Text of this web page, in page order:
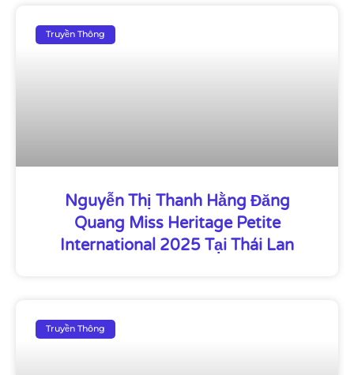
Truyền Thông
Nguyễn Thị Thanh Hằng Đăng
Quang Miss Heritage Petite
International 2025 Tại Thái Lan
Truyền Thông